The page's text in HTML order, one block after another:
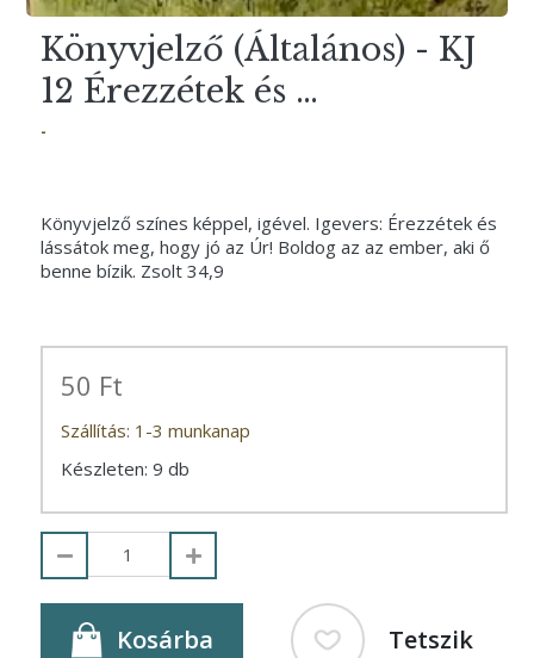
Könyvjelző (Általános) - KJ
12 Érezzétek és …
-
Könyvjelző színes képpel, igével. Igevers: Érezzétek és
lássátok meg, hogy jó az Úr! Boldog az az ember, aki ő
benne bízik. Zsolt 34,9
50 Ft
Szállítás: 1-3 munkanap
Készleten: 9 db
Kosárba Tetszik